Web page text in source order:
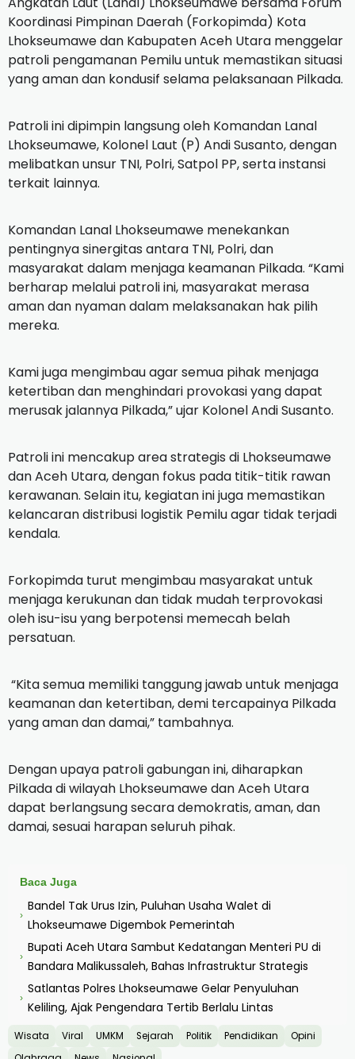
Koordinasi Pimpinan Daerah (Forkopimda) Kota
Lhokseumawe dan Kabupaten Aceh Utara menggelar
patroli pengamanan Pemilu untuk memastikan situasi
yang aman dan kondusif selama pelaksanaan Pilkada.
Patroli ini dipimpin langsung oleh Komandan Lanal
Lhokseumawe, Kolonel Laut (P) Andi Susanto, dengan
melibatkan unsur TNI, Polri, Satpol PP, serta instansi
terkait lainnya.
Komandan Lanal Lhokseumawe menekankan
pentingnya sinergitas antara TNI, Polri, dan
masyarakat dalam menjaga keamanan Pilkada. “Kami
berharap melalui patroli ini, masyarakat merasa
aman dan nyaman dalam melaksanakan hak pilih
mereka.
Kami juga mengimbau agar semua pihak menjaga
ketertiban dan menghindari provokasi yang dapat
merusak jalannya Pilkada,” ujar Kolonel Andi Susanto.
Patroli ini mencakup area strategis di Lhokseumawe
dan Aceh Utara, dengan fokus pada titik-titik rawan
kerawanan. Selain itu, kegiatan ini juga memastikan
kelancaran distribusi logistik Pemilu agar tidak terjadi
kendala.
Forkopimda turut mengimbau masyarakat untuk
menjaga kerukunan dan tidak mudah terprovokasi
oleh isu-isu yang berpotensi memecah belah
persatuan.
“Kita semua memiliki tanggung jawab untuk menjaga
keamanan dan ketertiban, demi tercapainya Pilkada
yang aman dan damai,” tambahnya.
Dengan upaya patroli gabungan ini, diharapkan
Pilkada di wilayah Lhokseumawe dan Aceh Utara
dapat berlangsung secara demokratis, aman, dan
damai, sesuai harapan seluruh pihak.
Baca Juga
›
Bandel Tak Urus Izin, Puluhan Usaha Walet di
Lhokseumawe Digembok Pemerintah
›
Bupati Aceh Utara Sambut Kedatangan Menteri PU di
Bandara Malikussaleh, Bahas Infrastruktur Strategis
›
Satlantas Polres Lhokseumawe Gelar Penyuluhan
Keliling, Ajak Pengendara Tertib Berlalu Lintas
Wisata Viral UMKM Sejarah Politik Pendidikan
Opini